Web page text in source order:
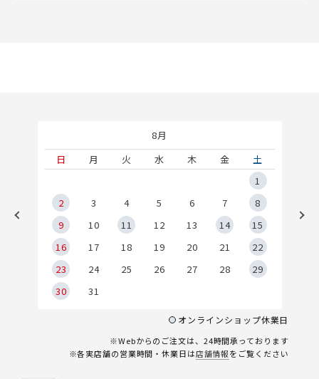
8月
日
月 火 水 木 金
土
1
2
3 4 5 6 7
8
9
10 11 12 13 14
15
16
17 18 19 20 21
22
23
24 25 26 27 28
29
30
31
オンラインショップ休業日
※Webからのご注文は、24時間承っております
※各実店舗の営業時間・休業日は店舗情報をご覧ください